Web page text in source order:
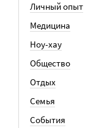
Личный опыт
Медицина
Ноу-хау
Общество
Отдых
Семья
События